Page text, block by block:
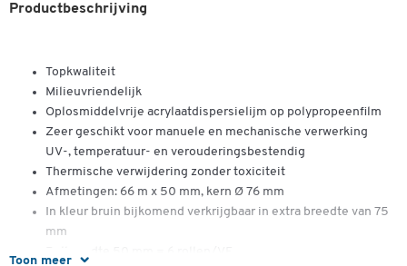
Toon meer
Productbeschrijving
Topkwaliteit
Milieuvriendelijk
Oplosmiddelvrije acrylaatdispersielijm op polypropeenfilm
Zeer geschikt voor manuele en mechanische verwerking
UV-, temperatuur- en verouderingsbestendig
Thermische verwijdering zonder toxiciteit
Afmetingen: 66 m x 50 mm, kern Ø 76 mm
In kleur bruin bijkomend verkrijgbaar in extra breedte van 75
mm